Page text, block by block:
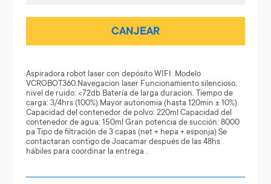
CANJEAR
Aspiradora robot laser con depósito WIFI .Modelo
VCROBOT360.Navegacion laser Funcionamiento silencioso,
nivel de ruido: <72db Batería de larga duracion. Tiempo de
carga: 3/4hrs (100%).Mayor autonomia (hasta 120min +- 10%).
Capacidad del contenedor de polvo: 220ml Capacidad del
contenedor de agua: 150ml Gran potencia de succión: 8000
pa Tipo de filtración de 3 capas (net + hepa + esponja) Se
contactaran contigo de Joacamar después de las 48hs
hábiles para coordinar la entrega .